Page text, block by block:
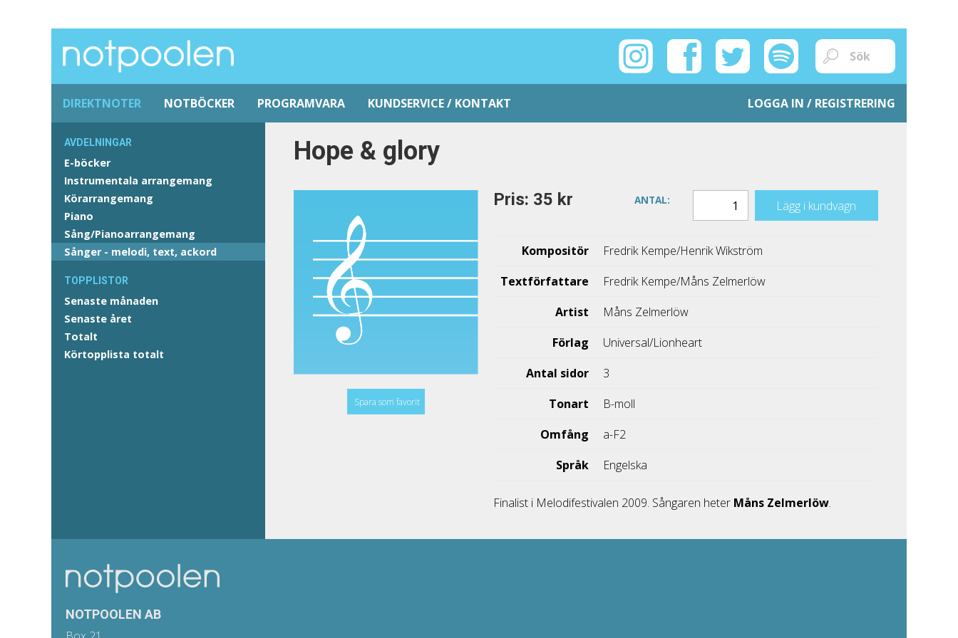
DIREKTNOTER NOTBÖCKER PROGRAMVARA KUNDSERVICE / KONTAKT LOGGA IN / REGISTRERING
AVDELNINGAR
E-böcker
Instrumentala arrangemang
Körarrangemang
Piano
Sång/Pianoarrangemang
Sånger - melodi, text, ackord
TOPPLISTOR
Senaste månaden
Senaste året
Totalt
Körtopplista totalt
Hope & glory
Spara som favorit
Pris: 35 kr ANTAL: Lägg i kundvagn
Kompositör
Fredrik Kempe/Henrik Wikström
Textförfattare
Fredrik Kempe/Måns Zelmerlöw
Artist
Måns Zelmerlöw
Förlag
Universal/Lionheart
Antal sidor
3
Tonart
B-moll
Omfång
a-F2
Språk
Engelska
Finalist i Melodifestivalen 2009. Sångaren heter Måns Zelmerlöw.
NOTPOOLEN AB